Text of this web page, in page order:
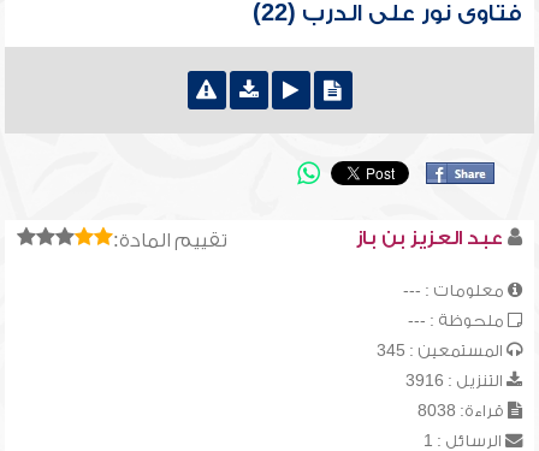
فتاوى نور على الدرب (22)
تقييم المادة: عبد العزيز بن باز
معلومات : ---
ملحوظة : ---
المستمعين : 345
التنزيل : 3916
قراءة: 8038
الرسائل : 1